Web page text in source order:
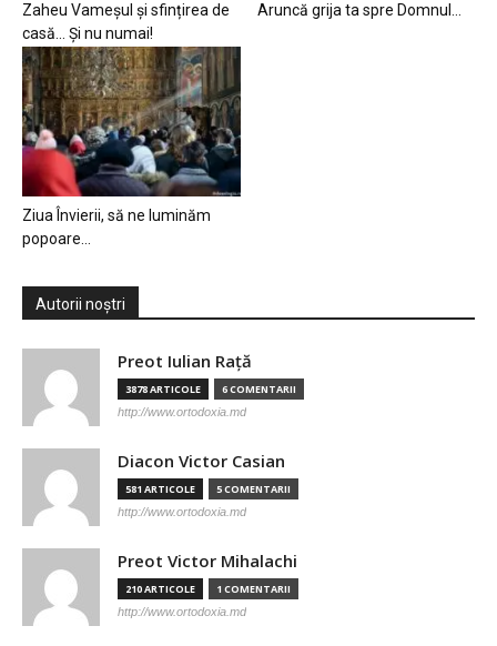
Zaheu Vameșul și sfințirea de
casă… Și nu numai!
Aruncă grija ta spre Domnul…
Ziua Învierii, să ne luminăm
popoare…
Autorii noștri
Preot Iulian Raţă
3878 ARTICOLE 6 COMENTARII
http://www.ortodoxia.md
Diacon Victor Casian
581 ARTICOLE 5 COMENTARII
http://www.ortodoxia.md
Preot Victor Mihalachi
210 ARTICOLE 1 COMENTARII
http://www.ortodoxia.md